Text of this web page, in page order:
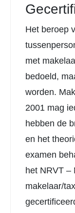
Het beroep
met
bedoeld,
worden.
2001 mag
hebben de
en het
examen
het NRVT –
makelaar/